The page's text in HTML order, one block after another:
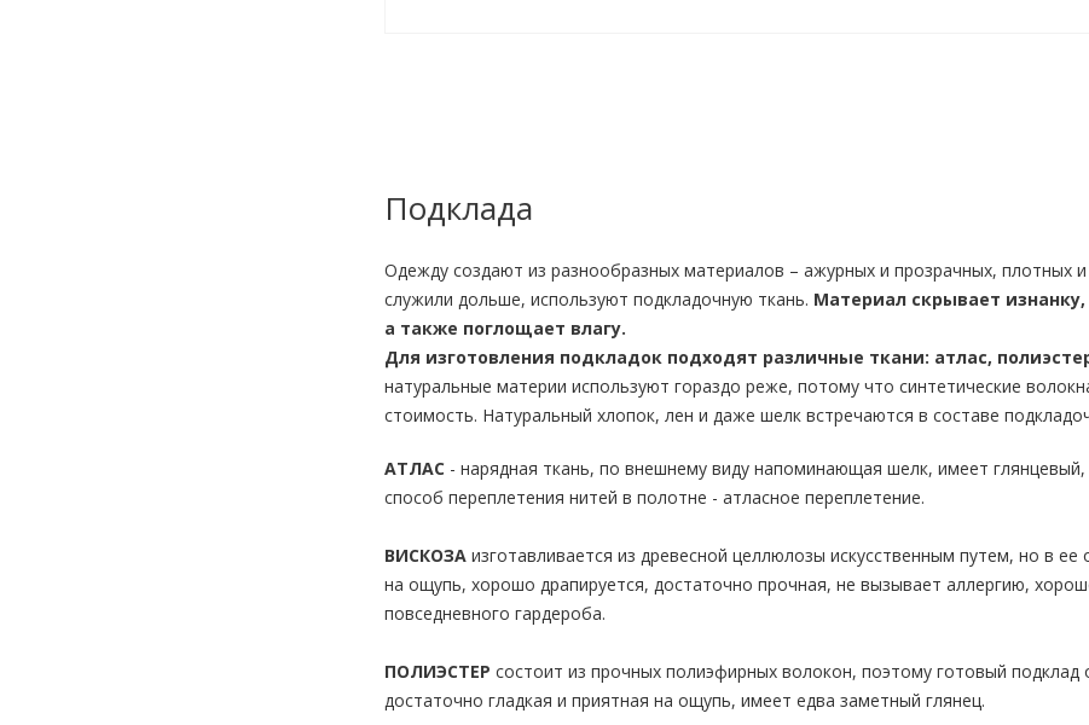
Подклада
Одежду создают из разнообразных материалов – ажурных и прозрачных, плотных
служили дольше, используют подкладочную ткань. Материал скрывает
а также поглощает влагу.
Для изготовления подкладок подходят различные ткани: атлас,
натуральные материи используют гораздо реже, потому что синтетические
стоимость. Натуральный хлопок, лен и даже шелк встречаются в составе
АТЛАС - нарядная ткань, по внешнему виду напоминающая шелк, имеет
способ переплетения нитей в полотне - атласное переплетение.
ВИСКОЗА изготавливается из древесной целлюлозы искусственным путем, но в
на ощупь, хорошо драпируется, достаточно прочная, не вызывает аллергию,
повседневного гардероба.
ПОЛИЭСТЕР состоит из прочных полиэфирных волокон, поэтому готовый подклад
достаточно гладкая и приятная на ощупь, имеет едва заметный глянец.